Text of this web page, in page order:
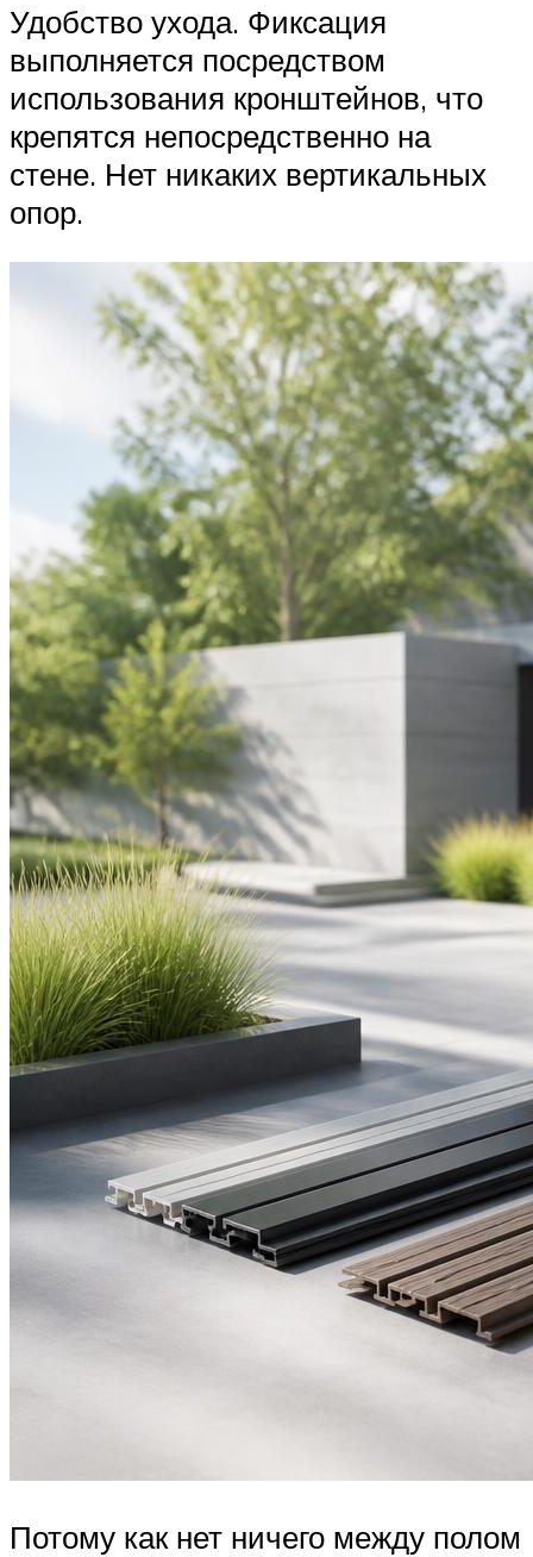
Удобство ухода. Фиксация
выполняется посредством
использования кронштейнов, что
крепятся непосредственно на
стене. Нет никаких вертикальных
опор.
Потому как нет ничего между полом